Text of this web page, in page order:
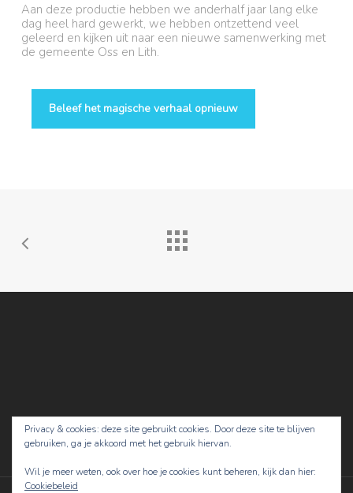
Aan deze productie hebben we anderhalf jaar lang elke
dag heel hard gewerkt, we hebben ontzettend veel
geleerd en kijken uit naar een nieuwe samenwerking met
de gemeente Oss en Lith.
Beleef het magische verhaal opnieuw
Privacy & cookies: deze site gebruikt cookies. Door deze site te blijven
gebruiken, ga je akkoord met het gebruik hiervan.
Wil je meer weten, ook over hoe je cookies kunt beheren, kijk dan hier:
Cookiebeleid